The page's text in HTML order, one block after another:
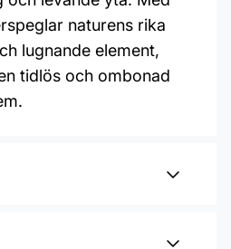
naturens rika
lugnande element,
tidlös och ombonad